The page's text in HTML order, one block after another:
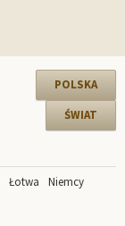
POLSKA
ŚWIAT
Łotwa
Niemcy